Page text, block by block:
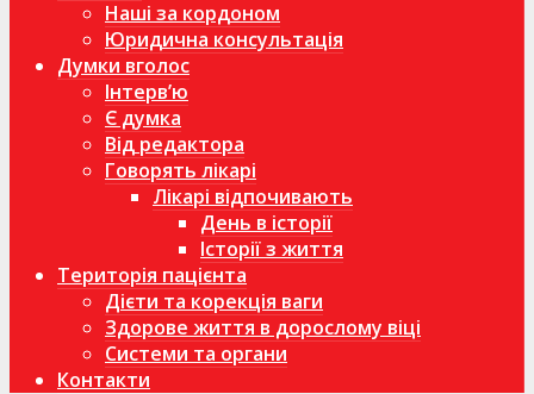
Наші за кордоном
Юридична консультація
Думки вголос
Інтерв’ю
Є думка
Від редактора
Говорять лікарі
Лікарі відпочивають
День в історії
Історії з життя
Територія пацієнта
Дієти та корекція ваги
Здорове життя в дорослому віці
Системи та органи
Контакти